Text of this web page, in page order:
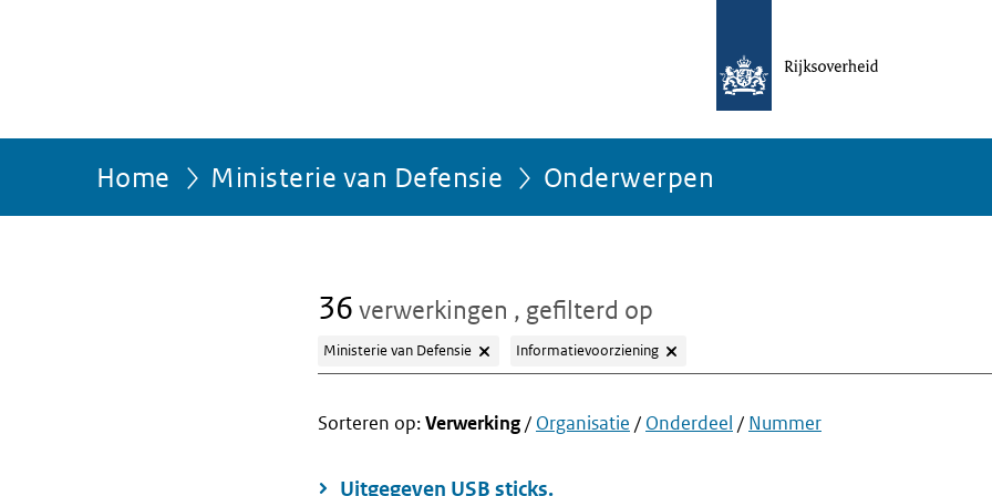
Home Ministerie van Defensie Onderwerpen
36 verwerkingen , gefilterd op
Ministerie van Defensie Informatievoorziening
Sorteren op:Verwerking/ Organisatie / Onderdeel / Nummer
Uitgegeven USB sticks.